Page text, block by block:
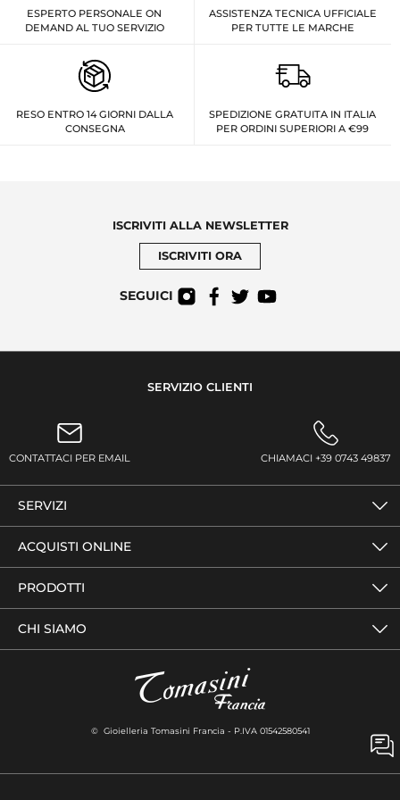
ESPERTO PERSONALE ON
DEMAND AL TUO SERVIZIO
ASSISTENZA TECNICA UFFICIALE
PER TUTTE LE MARCHE
RESO ENTRO 14 GIORNI DALLA
CONSEGNA
SPEDIZIONE GRATUITA IN ITALIA
PER ORDINI SUPERIORI A €99
ISCRIVITI ALLA NEWSLETTER
ISCRIVITI ORA
SEGUICI
SERVIZIO CLIENTI
CONTATTACI PER EMAIL CHIAMACI +39 0743 49837
SERVIZI
ACQUISTI ONLINE
PRODOTTI
CHI SIAMO
© Gioielleria Tomasini Francia - P.IVA 01542580541